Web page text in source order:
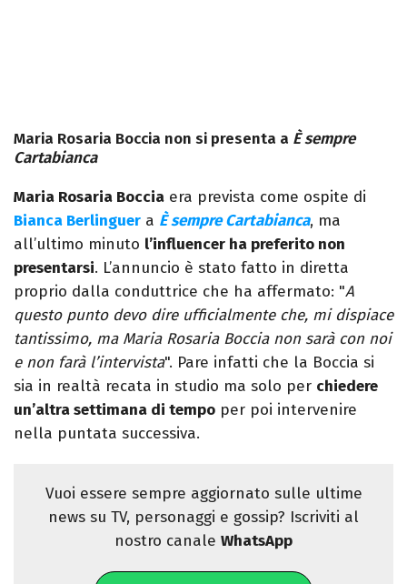
Maria Rosaria Boccia non si presenta a È sempre
Cartabianca
Maria Rosaria Boccia era prevista come ospite di
Bianca Berlinguer a È sempre Cartabianca, ma
all’ultimo minuto l’influencer ha preferito non
presentarsi. L’annuncio è stato fatto in diretta
proprio dalla conduttrice che ha affermato: "A
questo punto devo dire ufficialmente che, mi dispiace
tantissimo, ma Maria Rosaria Boccia non sarà con noi
e non farà l’intervista". Pare infatti che la Boccia si
sia in realtà recata in studio ma solo per chiedere
un’altra settimana di tempo per poi intervenire
nella puntata successiva.
Vuoi essere sempre aggiornato sulle ultime
news su TV, personaggi e gossip? Iscriviti al
nostro canale WhatsApp